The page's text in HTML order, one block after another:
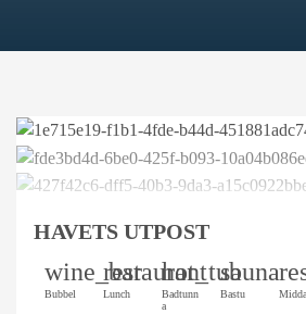
HAVETS UTPOST
wine_bar
Bubbel
restaurant
Lunch
hot_tub
Badtunn
a
sauna
Bastu